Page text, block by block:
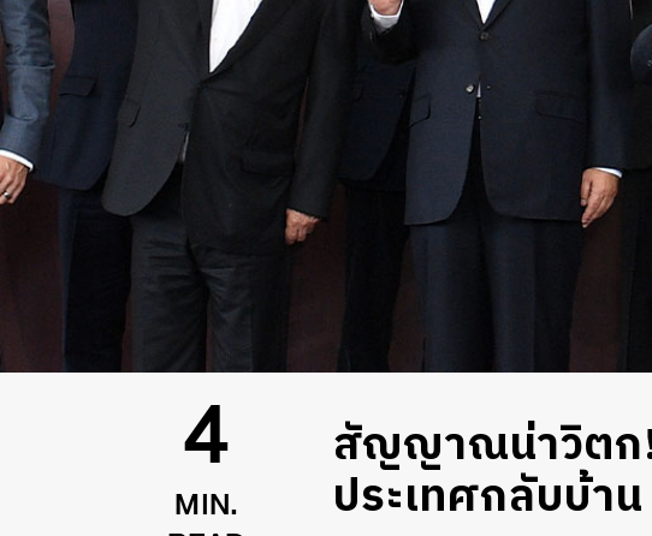
4
MIN.
สัญญาณน่าวิตก!
ประเทศกลับบ้าน